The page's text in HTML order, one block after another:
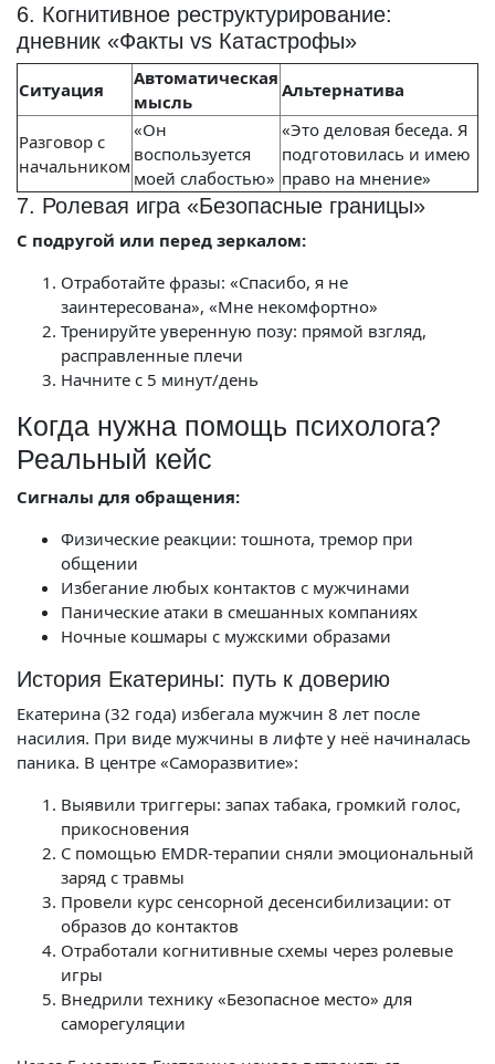
6. Когнитивное реструктурирование:
дневник «Факты vs Катастрофы»
Ситуация
Автоматическая
мысль
Альтернатива
Разговор с
начальником
«Он
воспользуется
моей слабостью»
«Это деловая беседа. Я
подготовилась и имею
право на мнение»
7. Ролевая игра «Безопасные границы»
С подругой или перед зеркалом:
Отработайте фразы: «Спасибо, я не
заинтересована», «Мне некомфортно»
Тренируйте уверенную позу: прямой взгляд,
расправленные плечи
Начните с 5 минут/день
Когда нужна помощь психолога?
Реальный кейс
Сигналы для обращения:
Физические реакции: тошнота, тремор при
общении
Избегание любых контактов с мужчинами
Панические атаки в смешанных компаниях
Ночные кошмары с мужскими образами
История Екатерины: путь к доверию
Екатерина (32 года) избегала мужчин 8 лет после
насилия. При виде мужчины в лифте у неё начиналась
паника. В центре «Саморазвитие»:
Выявили триггеры: запах табака, громкий голос,
прикосновения
С помощью EMDR-терапии сняли эмоциональный
заряд с травмы
Провели курс сенсорной десенсибилизации: от
образов до контактов
Отработали когнитивные схемы через ролевые
игры
Внедрили технику «Безопасное место» для
саморегуляции